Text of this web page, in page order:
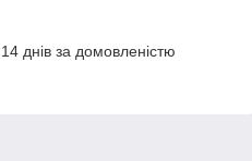
днів за домовленістю